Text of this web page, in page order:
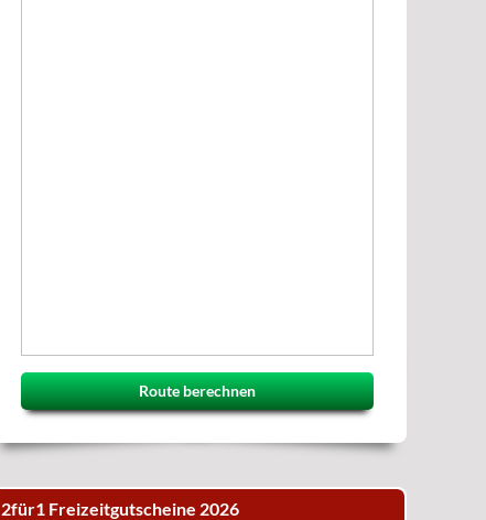
Route berechnen
2für1 Freizeitgutscheine 2026